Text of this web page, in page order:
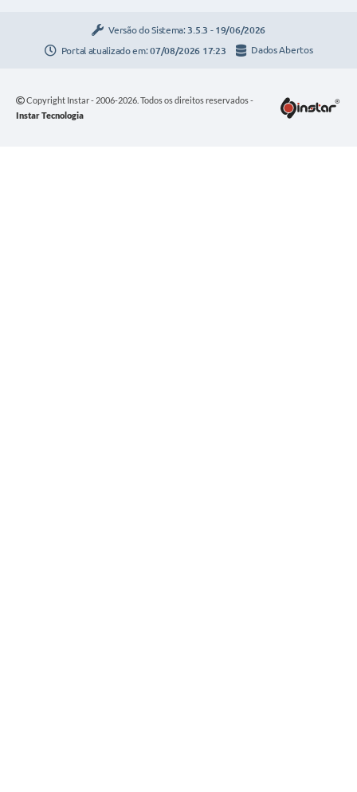
Versão do Sistema: 3.5.3 - 19/06/2026
Portal atualizado em:07/08/2026 17:23 Dados Abertos
Copyright Instar - 2006-2026. Todos os direitos reservados -
Instar Tecnologia